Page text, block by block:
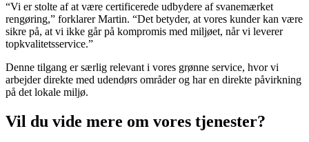
“Vi er stolte af at være certificerede udbydere af svanemærket
rengøring,” forklarer Martin. “Det betyder, at vores kunder kan være
sikre på, at vi ikke går på kompromis med miljøet, når vi leverer
topkvalitetsservice.”
Denne tilgang er særlig relevant i vores grønne service, hvor vi
arbejder direkte med udendørs områder og har en direkte påvirkning
på det lokale miljø.
Vil du vide mere om vores tjenester?